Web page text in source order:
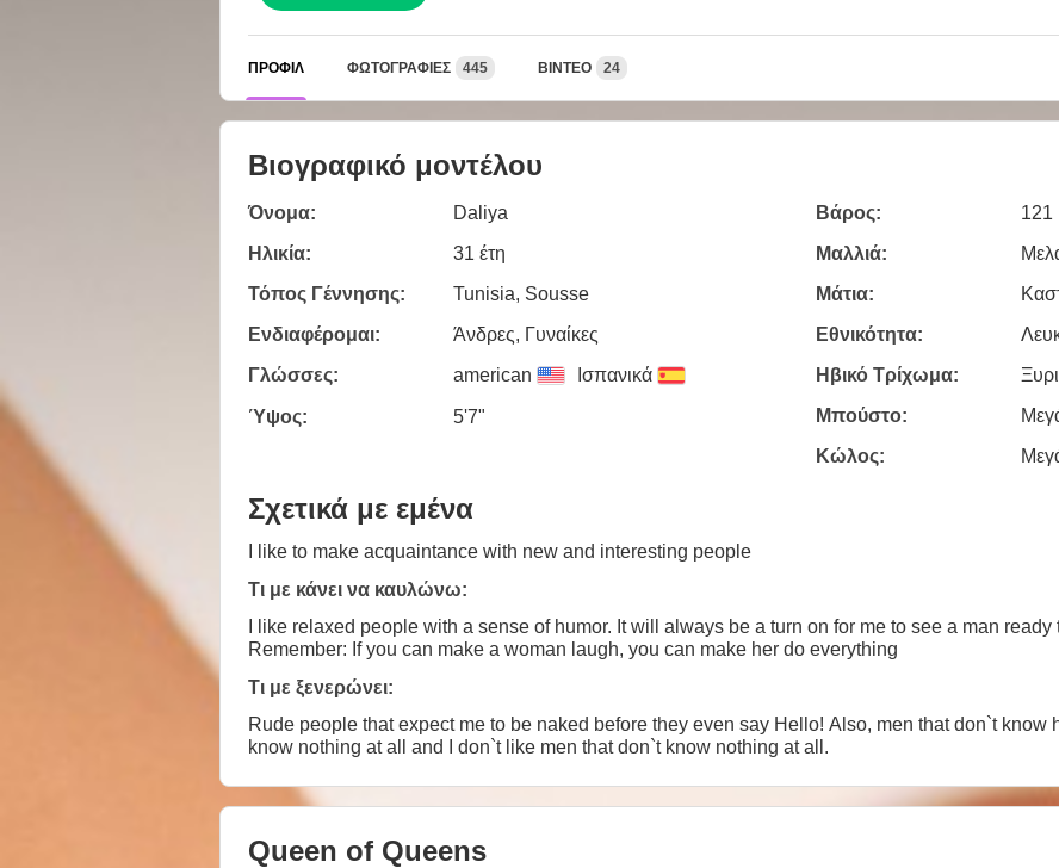
ΠΡΟΦΊΛ ΦΩΤΟΓΡΑΦΊΕΣ 445 ΒΊΝΤΕΟ 24
Βιογραφικό μοντέλου
Όνομα:
Daliya
Ηλικία:
31 έτη
Τόπος Γέννησης:
Tunisia, Sousse
Ενδιαφέρομαι:
Άνδρες, Γυναίκες
Γλώσσες:
american Ισπανικά
Ύψος: 5'7"
Βάρος:
121
Μαλλιά:
Μάτια:
Εθνικότητα:
Ηβικό Τρίχωμα:
Μπούστο:
Κώλος:
Σχετικά με εμένα
I like to make acquaintance with new and interesting people
Τι με κάνει να καυλώνω:
I like relaxed people with a sense of humor. It will always be a turn on for me to see a man
Remember: If you can make a woman laugh, you can make her do everything
Τι με ξενερώνει:
Rude people that expect me to be naked before they even say Hello! Also, men that don`t know
know nothing at all and I don`t like men that don`t know nothing at all.
Queen of Queens